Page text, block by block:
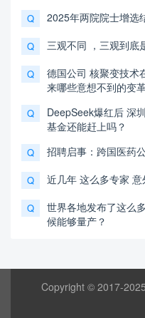
Q 2025年两院院士增选
Q 三观不同 ，三观到底
Q
德国公司 核聚变技术
来哪些意想不到的变
Q
DeepSeek爆红后 深
基金还能赶上吗？
Q 招聘启事：跨国医药
Q 近几年 这么多专家
Q
世界各地发布了这么
候能够量产？
Copyright © 2017-